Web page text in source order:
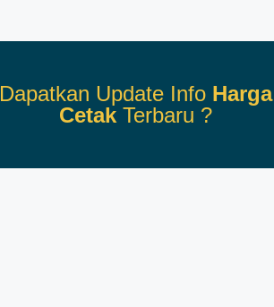
Dapatkan Update Info Harga
Cetak Terbaru ?